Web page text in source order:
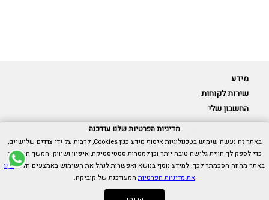
מידע
שירות לקוחות
החשבון שלי
Cubica © כל הזכויות שמורות.
אנו כאן בשבילך -055-9511314
מדיניות הפרטיות שלנו עודכנה
באתר זה נעשה שימוש בטכנולוגיות איסוף מידע כגון Cookies, לרבות על ידי צדדים שלישיים,
כדי לספק לך חווית גלישה טובה יותר וכן למטרות סטטיסטיקה, איפיון ושיווק. המשך הגלישה
באתר מהווה הסכמתך לכך. למידע נוסף בנושא ואפשרות לנהל את השימוש באמצעים הללו,ראו
את מדיניות הפרטיותהמעודכנת של קוביקה.